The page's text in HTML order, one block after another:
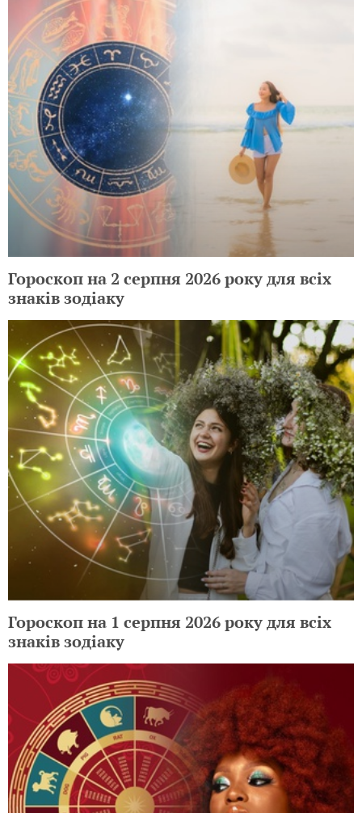
Гороскоп на 2 серпня 2026 року для всіх
знаків зодіаку
Гороскоп на 1 серпня 2026 року для всіх
знаків зодіаку